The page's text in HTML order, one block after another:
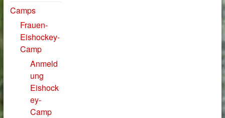
Camps
Frauen-
Eishockey-
Camp
Anmeld
ung
Eishock
ey-
Camp